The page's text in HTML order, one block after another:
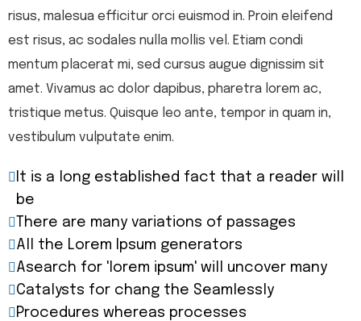
risus, malesua efficitur orci euismod in. Proin eleifend
est risus, ac sodales nulla mollis vel. Etiam condi
mentum placerat mi, sed cursus augue dignissim sit
amet. Vivamus ac dolor dapibus, pharetra lorem ac,
tristique metus. Quisque leo ante, tempor in quam in,
vestibulum vulputate enim.
It is a long established fact that a reader will
be
There are many variations of passages
All the Lorem Ipsum generators
Asearch for 'lorem ipsum' will uncover many
Catalysts for chang the Seamlessly
Procedures whereas processes